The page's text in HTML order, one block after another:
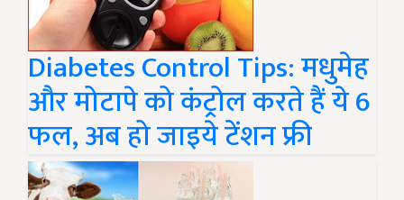
Diabetes Control Tips: मधुमेह
और मोटापे को कंट्रोल करते हैं ये 6
फल, अब हो जाइये टेंशन फ्री